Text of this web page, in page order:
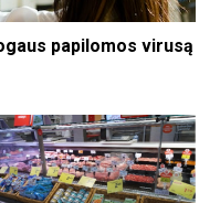
papilomos virusą